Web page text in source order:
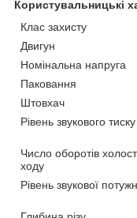
Користувальницькі
Клас захисту
Двигун
Номінальна напруга
Паковання
Штовхач
Рівень звукового тиску
Число оборотів
ходу
Рівень звукової